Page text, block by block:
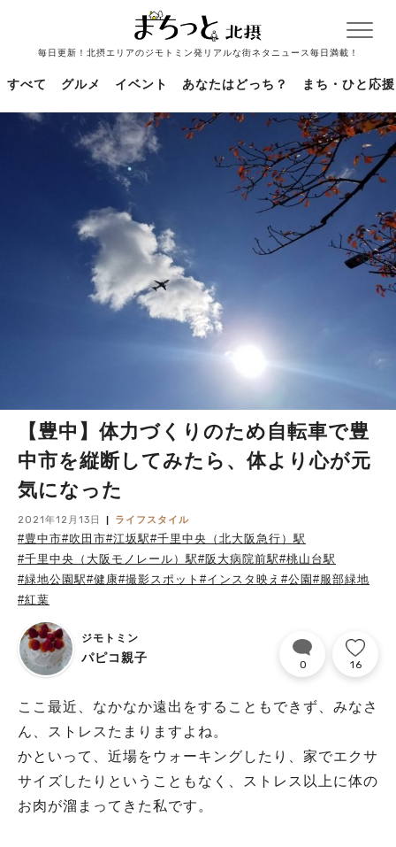
毎日更新！北摂エリアのジモトミン発リアルな街ネタニュース毎日満載！
すべて グルメ イベント あなたはどっち？ まち・ひと応援
【豊中】体力づくりのため自転車で豊
中市を縦断してみたら、体より心が元
気になった
2021年12月13日 ライフスタイル
#豊中市#吹田市#江坂駅#千里中央（北大阪急行）駅
#千里中央（大阪モノレール）駅#阪大病院前駅#桃山台駅
#緑地公園駅#健康#撮影スポット #インスタ映え #公園 #服部緑地
#紅葉
ジモトミン
パピコ親子 0 16
ここ最近、なかなか遠出をすることもできず、みなさ
ん、ストレスたまりますよね。
かといって、近場をウォーキングしたり、家でエクサ
サイズしたりということもなく、ストレス以上に体の
お肉が溜まってきた私です。